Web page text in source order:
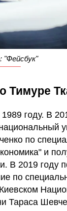
"Фейсбук"
Тимуре
году. В
по
и
В 2019 году
по
Тараса